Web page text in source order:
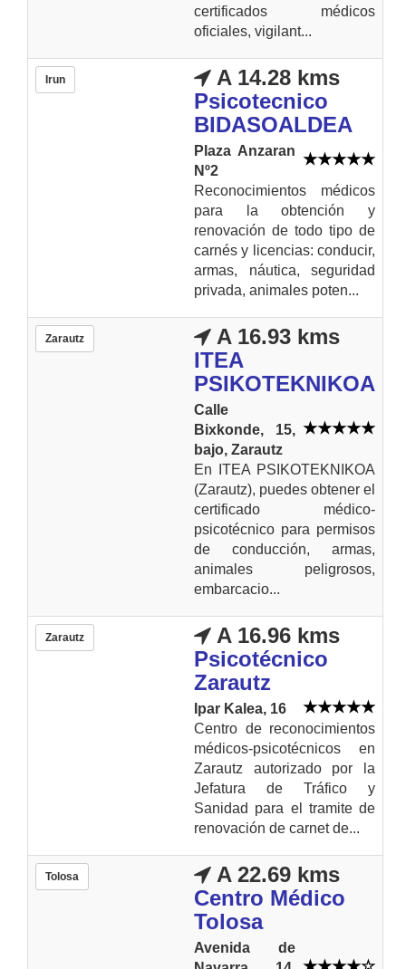
certificados médicos
oficiales, vigilant...
Irun
A 14.28 kms
Psicotecnico
BIDASOALDEA
Plaza Anzaran
Nº2
Reconocimientos médicos
para la obtención y
renovación de todo tipo de
carnés y licencias: conducir,
armas, náutica, seguridad
privada, animales poten...
Zarautz
A 16.93 kms
ITEA
PSIKOTEKNIKOA
Calle
Bixkonde, 15,
bajo, Zarautz
En ITEA PSIKOTEKNIKOA
(Zarautz), puedes obtener el
certificado médico-
psicotécnico para permisos
de conducción, armas,
animales peligrosos,
embarcacio...
Zarautz
A 16.96 kms
Psicotécnico
Zarautz
Ipar Kalea, 16
Centro de reconocimientos
médicos-psicotécnicos en
Zarautz autorizado por la
Jefatura de Tráfico y
Sanidad para el tramite de
renovación de carnet de...
Tolosa
A 22.69 kms
Centro Médico
Tolosa
Avenida de